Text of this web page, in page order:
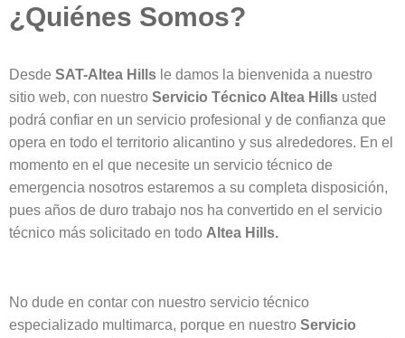
¿Quiénes Somos?
Desde SAT-Altea Hills le damos la bienvenida a nuestro
sitio web, con nuestro Servicio Técnico Altea Hills usted
podrá confiar en un servicio profesional y de confianza que
opera en todo el territorio alicantino y sus alrededores. En el
momento en el que necesite un servicio técnico de
emergencia nosotros estaremos a su completa disposición,
pues años de duro trabajo nos ha convertido en el servicio
técnico más solicitado en todo Altea Hills.
No dude en contar con nuestro servicio técnico
especializado multimarca, porque en nuestro Servicio